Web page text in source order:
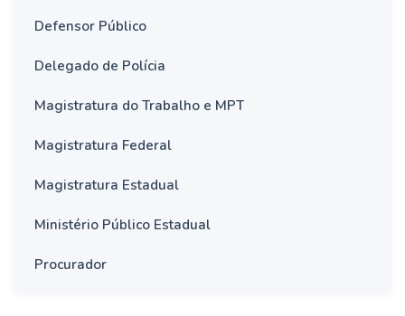
Defensor Público
Delegado de Polícia
Magistratura do Trabalho e MPT
Magistratura Federal
Magistratura Estadual
Ministério Público Estadual
Procurador